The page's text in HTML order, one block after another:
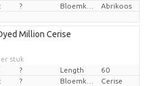
? Abrikoos
Million Cerise
stuk
? Length
60
? Cerise